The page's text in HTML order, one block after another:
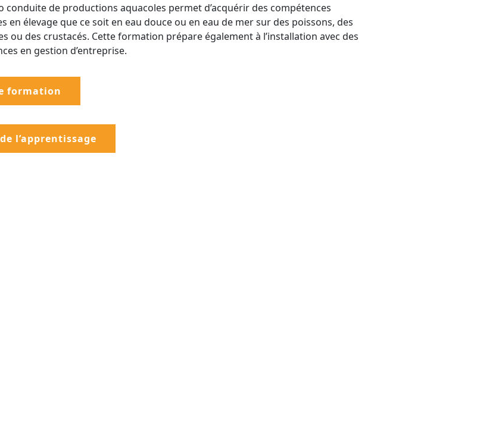
conduite de productions aquacoles permet d’acquérir des compétences
en élevage que ce soit en eau douce ou en eau de mer sur des poissons, des
ou des crustacés. Cette formation prépare également à l’installation avec des
en gestion d’entreprise.
formation
l’apprentissage